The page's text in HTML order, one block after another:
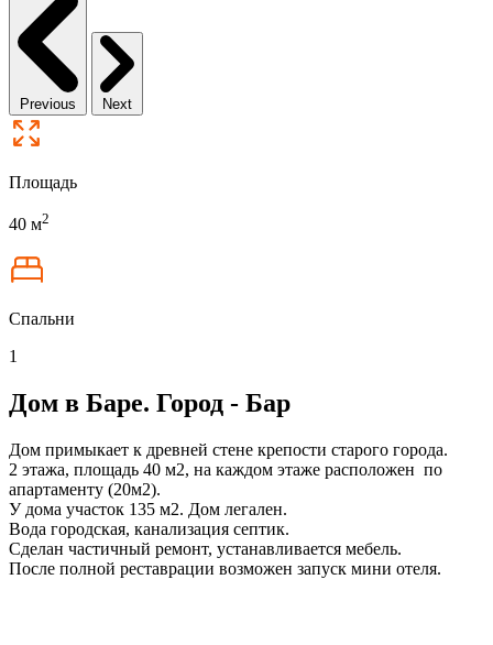
Previous Next
Площадь
40 м2
Спальни
1
Дом в Баре. Город - Бар
Дом примыкает к древней стене крепости старого города.
2 этажа, площадь 40 м2, на каждом этаже расположен по
апартаменту (20м2).
У дома участок 135 м2. Дом легален.
Вода городская, канализация септик.
Сделан частичный ремонт, устанавливается мебель.
После полной реставрации возможен запуск мини отеля.